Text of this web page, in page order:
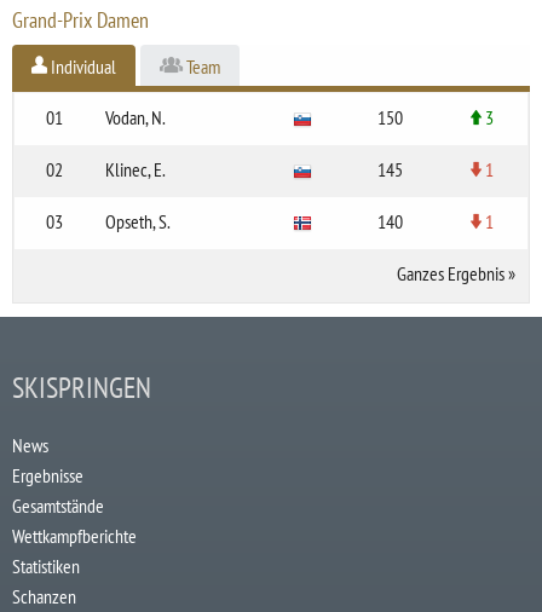
Grand-Prix Damen
Individual Team
01 Vodan, N. 150 3
02 Klinec, E. 145 1
03 Opseth, S. 140 1
Ganzes Ergebnis»
SKISPRINGEN
News
Ergebnisse
Gesamtstände
Wettkampfberichte
Statistiken
Schanzen